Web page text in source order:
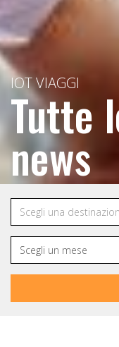
IOT VIAGGI
Tutte
news